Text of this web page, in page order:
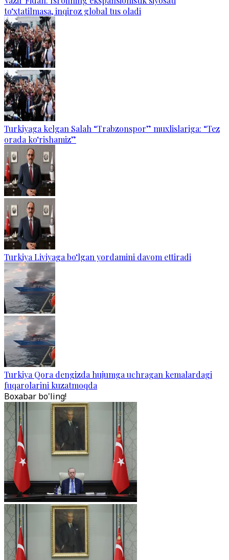
to‘xtatilmasa, inqiroz global tus oladi
Turkiyaga kelgan Salah “Trabzonspor” muxlislariga: “Tez
orada ko‘rishamiz”
Turkiya Liviyaga bo‘lgan yordamini davom ettiradi
Turkiya Qora dengizda hujumga uchragan kemalardagi
fuqarolarini kuzatmoqda
Boxabar bo'ling!